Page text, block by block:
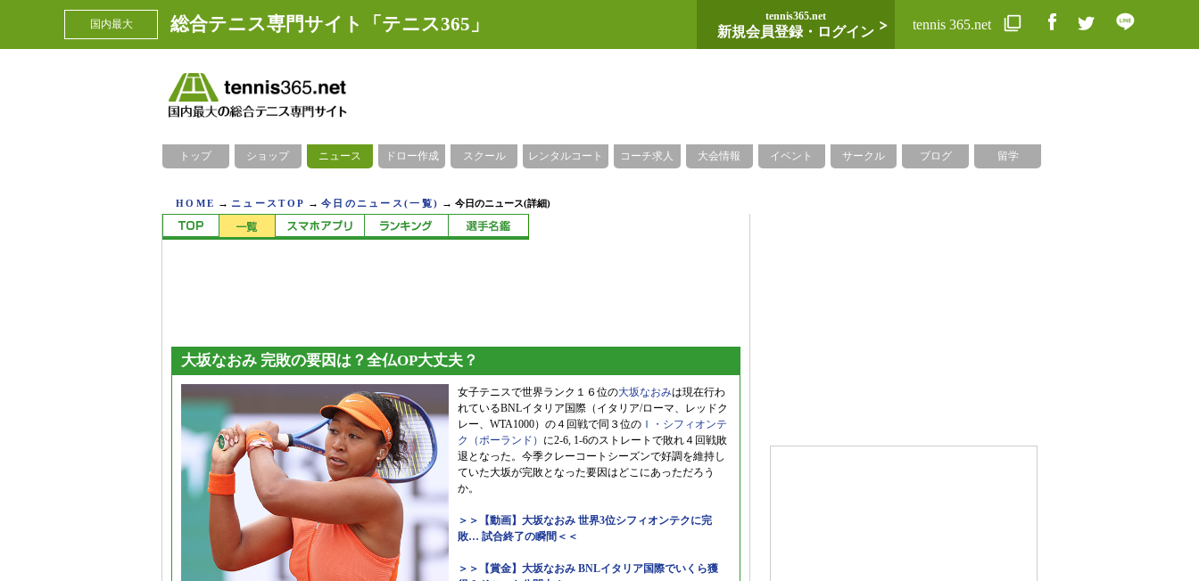
国内最大 総合テニス専門サイト「テニス365」 tennis365.net
新規会員登録・ログイン tennis 365.net
トップ ショップ ニュース ドロー作成 スクール レンタルコート コーチ求人 大会情報 イベント サークル ブログ 留学
HOME → ニュースTOP →今日のニュース(一覧) →今日のニュース(詳細)
大坂なおみ 完敗の要因は？全仏OP大丈夫？
女子テニスで世界ランク１６位の大坂なおみは現在行わ
れているBNLイタリア国際（イタリア/ローマ、レッドク
レー、WTA1000）の４回戦で同３位の Ｉ・シフィオンテ
ク（ポーランド） に2-6, 1-6のストレートで敗れ４回戦敗
退となった。今季クレーコートシーズンで好調を維持し
ていた大坂が完敗となった要因はどこにあっただろう
か。
＞＞【動画】大坂なおみ 世界3位シフィオンテクに完
敗… 試合終了の瞬間＜＜
＞＞【賞金】大坂なおみ BNLイタリア国際でいくら獲